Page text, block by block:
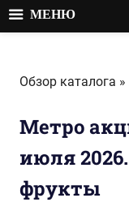
содержимому
Обзор каталога »
Метро
июля
фрукты
МЕНЮ